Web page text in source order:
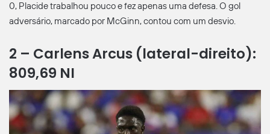
0, Placide trabalhou pouco e fez apenas uma defesa. O gol
adversário, marcado por McGinn, contou com um desvio.
2 – Carlens Arcus (lateral-direito):
809,69 NI